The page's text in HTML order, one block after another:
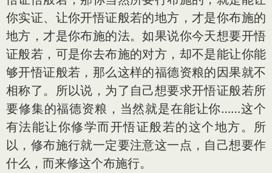
你实证、让你开悟证般若的地方，才是你布施的
地方，才是你布施的法。如果说你今天想要开悟
证般若，可是你去布施的对方，却不是能让你能
够开悟证般若，那么这样的福德资粮的因果就不
相称了。所以说，为了自己想要求开悟证般若所
要修集的福德资粮，当然就是在能让你……这个
有法能让你修学而开悟证般若的这个地方。所
以，修布施行就一定要注意这一点，自己想要作
什么，而来修这个布施行。